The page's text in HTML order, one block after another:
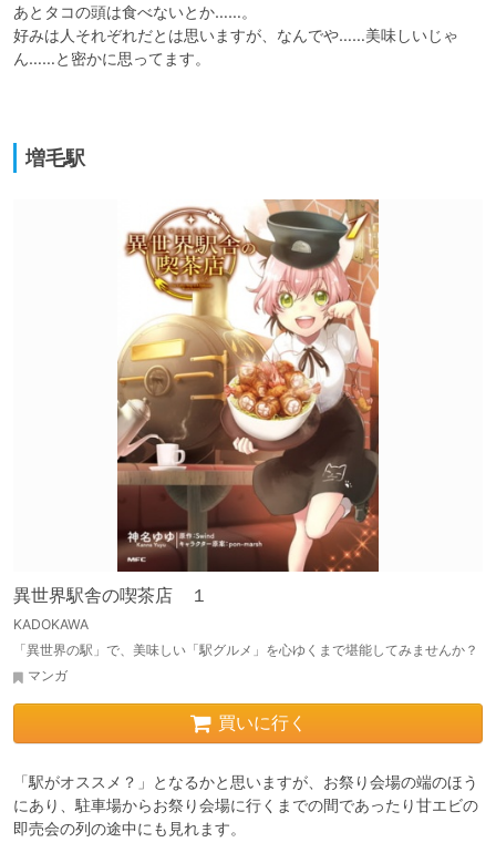
あとタコの頭は食べないとか……。
好みは人それぞれだとは思いますが、なんでや……美味しいじゃ
ん……と密かに思ってます。
増毛駅
異世界駅舎の喫茶店 １
KADOKAWA
「異世界の駅」で、美味しい「駅グルメ」を心ゆくまで堪能してみませんか？
マンガ
買いに行く
「駅がオススメ？」となるかと思いますが、お祭り会場の端のほう
にあり、駐車場からお祭り会場に行くまでの間であったり甘エビの
即売会の列の途中にも見れます。